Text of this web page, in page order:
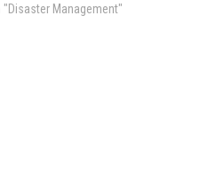
Defense
"Disaster Management"